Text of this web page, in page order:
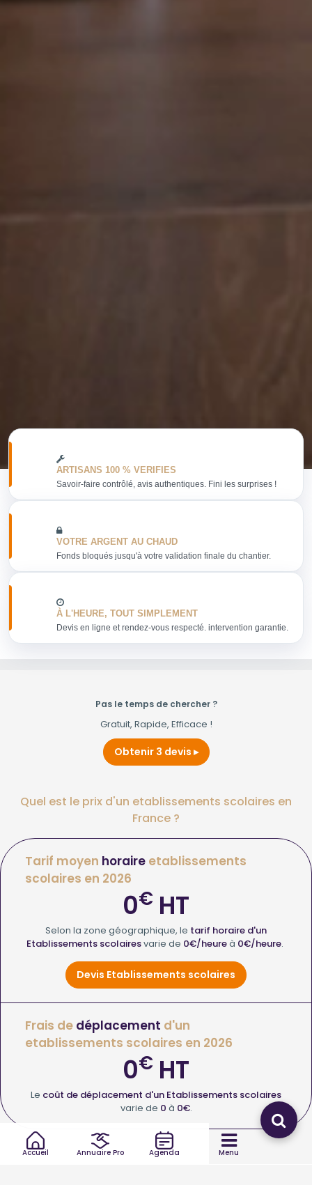
Accueil Annuaire Pro Agenda Menu
ARTISANS 100 % VERIFIES
Savoir-faire contrôlé, avis authentiques. Fini les surprises !
VOTRE ARGENT AU CHAUD
Fonds bloqués jusqu'à votre validation finale du chantier.
À L'HEURE, TOUT SIMPLEMENT
Devis en ligne et rendez-vous respecté. intervention garantie.
Pas le temps de chercher ?
Gratuit, Rapide, Efficace !
Obtenir 3 devis
Quel est le prix d'un etablissements scolaires en
France ?
Tarif moyen horaire etablissements
scolaires en 2026
0€ HT
Selon la zone géographique, le tarif horaire d'un
Etablissements scolairesvarie de 0€/heureà 0€/heure.
Devis Etablissements scolaires
Frais de déplacement d'un
etablissements scolaires en 2026
0€ HT
Le coût de déplacement d'un Etablissements scolaires
varie de 0 à 0€.